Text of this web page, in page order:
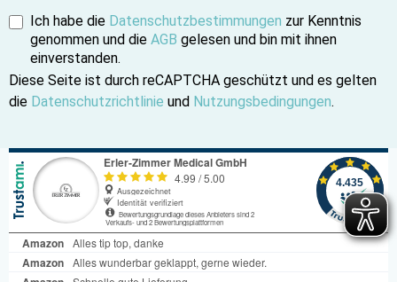
Ich habe die Datenschutzbestimmungen zur Kenntnis
genommen und die AGB gelesen und bin mit ihnen
einverstanden.
Diese Seite ist durch reCAPTCHA geschützt und es gelten
die Datenschutzrichtlinie und Nutzungsbedingungen.